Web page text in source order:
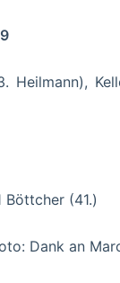
Heilmann),
Böttcher (41.)
Dank an